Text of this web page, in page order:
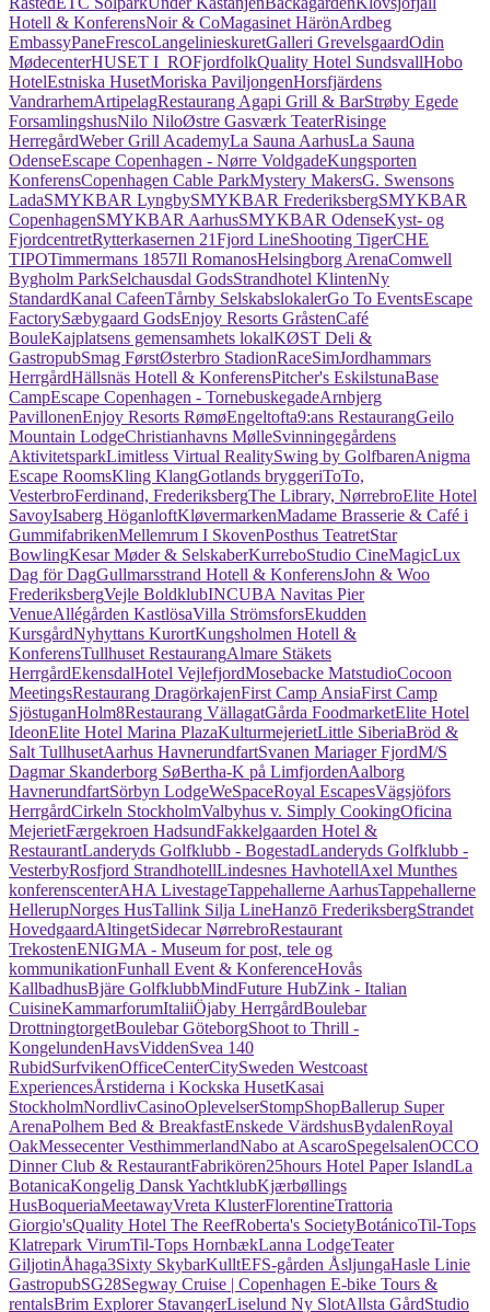
Hotell & KonferensNoir & CoMagasinet HärönArdbeg
EmbassyPaneFrescoLangelinieskuretGalleri GrevelsgaardOdin
MødecenterHUSET I_ROFjordfolkQuality Hotel SundsvallHobo
HotelEstniska HusetMoriska PaviljongenHorsfjärdens
VandrarhemArtipelagRestaurang Agapi Grill & BarStrøby Egede
ForsamlingshusNilo NiloØstre Gasværk TeaterRisinge
HerregårdWeber Grill AcademyLa Sauna AarhusLa Sauna
OdenseEscape Copenhagen - Nørre VoldgadeKungsporten
KonferensCopenhagen Cable ParkMystery MakersG. Swensons
LadaSMYKBAR LyngbySMYKBAR FrederiksbergSMYKBAR
CopenhagenSMYKBAR AarhusSMYKBAR OdenseKyst- og
FjordcentretRytterkasernen 21Fjord LineShooting TigerCHE
TIPOTimmermans 1857Il RomanosHelsingborg ArenaComwell
Bygholm ParkSelchausdal GodsStrandhotel KlintenNy
StandardKanal CafeenTårnby SelskabslokalerGo To EventsEscape
FactorySæbygaard GodsEnjoy Resorts GråstenCafé
BouleKajplatsens gemensamhets lokalKØST Deli &
GastropubSmag FørstØsterbro StadionRaceSimJordhammars
HerrgårdHällsnäs Hotell & KonferensPitcher's EskilstunaBase
CampEscape Copenhagen - TornebuskegadeArnbjerg
PavillonenEnjoy Resorts RømøEngeltofta9:ans RestaurangGeilo
Mountain LodgeChristianhavns MølleSvinningegårdens
AktivitetsparkLimitless Virtual RealitySwing by GolfbarenAnigma
Escape RoomsKling KlangGotlands bryggeriToTo,
VesterbroFerdinand, FrederiksbergThe Library, NørrebroElite Hotel
SavoyIsaberg HöganloftKløvermarkenMadame Brasserie & Café i
GummifabrikenMellemrum I SkovenPosthus TeatretStar
BowlingKesar Møder & SelskaberKurreboStudio CineMagicLux
Dag för DagGullmarsstrand Hotell & KonferensJohn & Woo
FrederiksbergVejle BoldklubINCUBA Navitas Pier
VenueAllégården KastlösaVilla StrömsforsEkudden
KursgårdNyhyttans KurortKungsholmen Hotell &
KonferensTullhuset RestaurangAlmare Stäkets
HerrgårdEkensdalHotel VejlefjordMosebacke MatstudioCocoon
MeetingsRestaurang DragörkajenFirst Camp AnsiaFirst Camp
SjöstuganHolm8Restaurang VällagatGårda FoodmarketElite Hotel
IdeonElite Hotel Marina PlazaKulturmejerietLittle SiberiaBröd &
Salt TullhusetAarhus HavnerundfartSvanen Mariager FjordM/S
Dagmar Skanderborg SøBertha-K på LimfjordenAalborg
HavnerundfartSörbyn LodgeWeSpaceRoyal EscapesVägsjöfors
HerrgårdCirkeln StockholmValbyhus v. Simply CookingOficina
MejerietFærgekroen HadsundFakkelgaarden Hotel &
RestaurantLanderyds Golfklubb - BogestadLanderyds Golfklubb -
VesterbyRosfjord StrandhotellLindesnes HavhotellAxel Munthes
konferenscenterAHA LivestageTappehallerne AarhusTappehallerne
HellerupNorges HusTallink Silja LineHanzō FrederiksbergStrandet
HovedgaardAltingetSidecar NørrebroRestaurant
TrekostenENIGMA - Museum for post, tele og
kommunikationFunhall Event & KonferenceHovås
KallbadhusBjäre GolfklubbMindFuture HubZink - Italian
CuisineKammarforumItaliiÖjaby HerrgårdBoulebar
DrottningtorgetBoulebar GöteborgShoot to Thrill -
KongelundenHavsViddenSvea 140
RubidSurfvikenOfficeCenterCitySweden Westcoast
ExperiencesÅrstiderna i Kockska HusetKasai
StockholmNordlivCasinoOplevelserStompShopBallerup Super
ArenaPolhem Bed & BreakfastEnskede VärdshusBydalenRoyal
OakMessecenter VesthimmerlandNabo at AscaroSpegelsalenOCCO
Dinner Club & RestaurantFabrikören25hours Hotel Paper IslandLa
BotanicaKongelig Dansk YachtklubKjærbøllings
HusBoqueriaMeetawayVreta KlusterFlorentineTrattoria
Giorgio'sQuality Hotel The ReefRoberta's SocietyBotánicoTil-Tops
Klatrepark VirumTil-Tops HornbækLanna LodgeTeater
GiljotinÅhaga3Sixty SkybarKulltEFS-gården ÅsljungaHasle Linie
GastropubSG28Segway Cruise | Copenhagen E-bike Tours &
rentalsBrim Explorer StavangerLiselund Ny SlotAllsta GårdStudio